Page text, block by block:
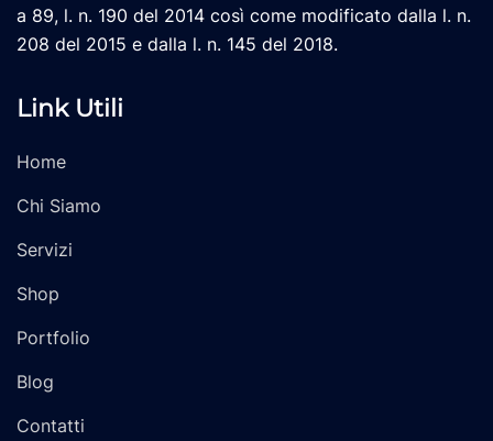
a 89, l. n. 190 del 2014 così come modificato dalla l. n.
208 del 2015 e dalla l. n. 145 del 2018.
Link Utili
Home
Chi Siamo
Servizi
Shop
Portfolio
Blog
Contatti